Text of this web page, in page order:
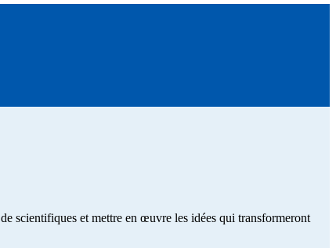
scientifiques et mettre en œuvre les idées qui transformeront